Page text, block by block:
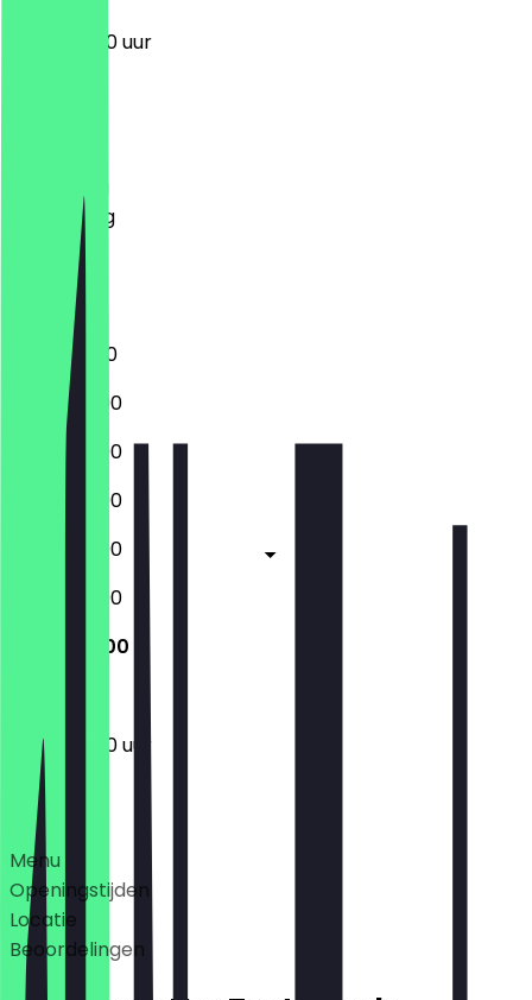
12:00 - 21:00 uur
Donderdag
Zaterdag
Zondag
12:00 - 21:00
12:00 - 22:00
12:00 - 22:00
12:00 - 22:00
12:00 - 22:00
12:00 - 22:00
12:00 - 21:00
12:00 - 21:00 uur
Deals
Menu
Openingstijden
Locatie
Beoordelingen